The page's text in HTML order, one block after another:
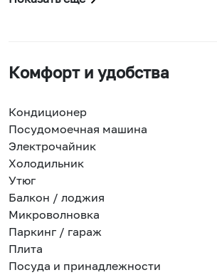
Комфорт и удобства
Кондиционер
Посудомоечная машина
Электрочайник
Холодильник
Утюг
Балкон / лоджия
Микроволновка
Паркинг / гараж
Плита
Посуда и принадлежности